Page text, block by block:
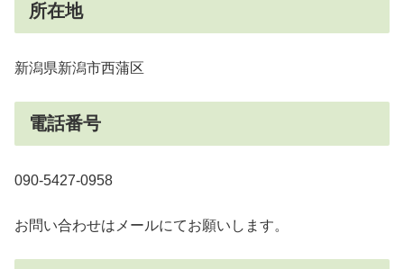
所在地
新潟県新潟市西蒲区
電話番号
090-5427-0958
お問い合わせはメールにてお願いします。